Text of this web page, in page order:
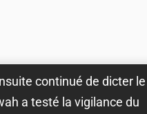
continué de dicter le
a testé la vigilance du